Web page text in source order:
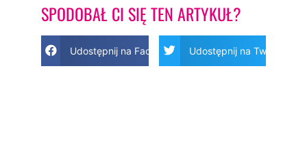
SPODOBAŁ CI SIĘ TEN ARTYKUŁ?
Udostępnij na Facebook Udostępnij na Twitter